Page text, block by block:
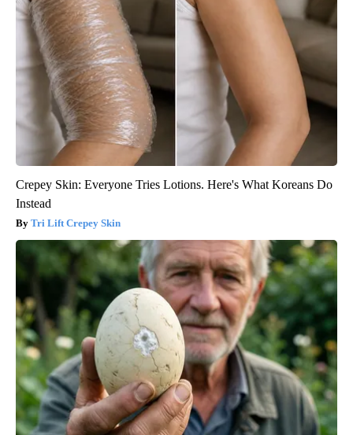
Crepey Skin: Everyone Tries Lotions. Here's What Koreans Do
Instead
Tri Lift Crepey Skin